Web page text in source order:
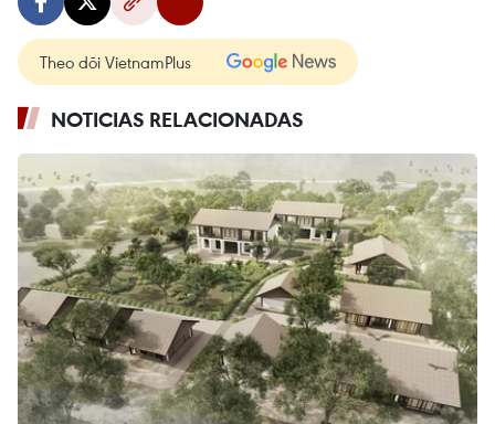
Theo dõi VietnamPlus
NOTICIAS RELACIONADAS